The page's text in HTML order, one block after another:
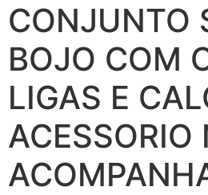
CONJUNTO
BOJO COM
LIGAS E
ACESSORIO